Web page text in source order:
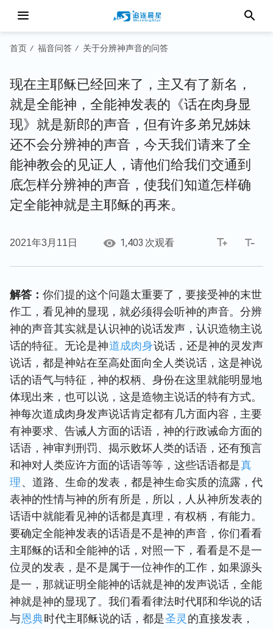
首页 / 福音问答 / 关于分辨神声音的问答
现在主耶稣已经回来了，主又有了新名，
就是全能神，全能神发表的《话在肉身显
现》就是新郎的声音，但有许多弟兄姊妹
还不会分辨神的声音，今天我们请来了全
能神教会的见证人，请他们给我们交通到
底怎样分辨神的声音，使我们知道怎样确
定全能神就是主耶稣的再来。
2021年3月11日 1,403 次观看
解答： 你们提的这个问题太重要了，要接受神的末世
作工，看见神的显现，就必须得会听神的声音。分辨
神的声音其实就是认识神的说话发声，认识造物主说
话的特征。无论是神道成肉身说话，还是神的灵发声
说话，都是神站在至高处面向全人类说话，这是神说
话的语气与特征，神的权柄、身份在这里就能明显地
体现出来，也可以说，这是造物主说话的特有方式。
神每次道成肉身发声说话肯定都有几方面内容，主要
有神要求、告诫人方面的话语，神的行政诫命方面的
话语，神审判刑罚、揭示败坏人类的话语，还有预言
和神对人类应许方面的话语等等，这些话语都是真
理 、道路、生命的发表，都是神生命实质的流露，代
表神的性情与神的所有所是，所以，人从神所发表的
话语中就能看见神的话都是真理，有权柄，有能力。
要确定全能神发表的话语是不是神的声音，你们看看
主耶稣的话和全能神的话，对照一下，看看是不是一
位灵的发表，是不是属于一位神作的工作，如果源头
是一，那就证明全能神的话就是神的发声说话，全能
神就是神的显现了。我们看看律法时代耶和华说的话
与恩典时代主耶稣说的话，都是圣灵 的直接发表，